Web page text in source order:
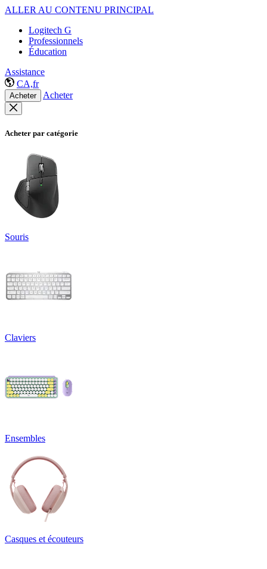
ALLER AU CONTENU PRINCIPAL
Logitech G
Professionnels
Éducation
Assistance
CA,fr
Acheter Acheter
Acheter par catégorie
Souris
Claviers
Ensembles
Casques et écouteurs